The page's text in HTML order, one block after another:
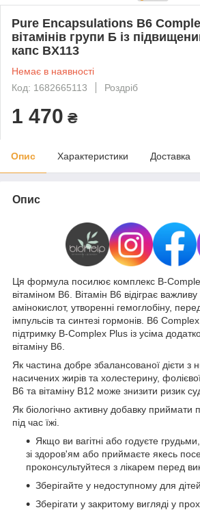
Pure Encapsulations B6
вітамінів групи Б із
капс BX113
Немає в наявності
Код: 1682665113
Роздріб
1 470 ₴
Опис Характеристики Доставка
Опис
Ця формула посилює комплекс B-
вітаміном B6. Вітамін В6 відіграє
амінокислот, утворенні гемоглобіну,
імпульсів та синтезі гормонів. B6
підтримку B-Complex Plus із усіма
вітаміну B6.
Як частина добре збалансованої дієти з
насичених жирів та холестерину,
B6 та вітаміну B12 може знизити ризик
Як біологічно активну добавку приймати
під час їжі.
Якщо ви вагітні або годуєте
зі здоров'ям або приймаєте якесь
проконсультуйтеся з лікарем перед
Зберігайте у недоступному для дітей
Зберігати у закритому вигляді у